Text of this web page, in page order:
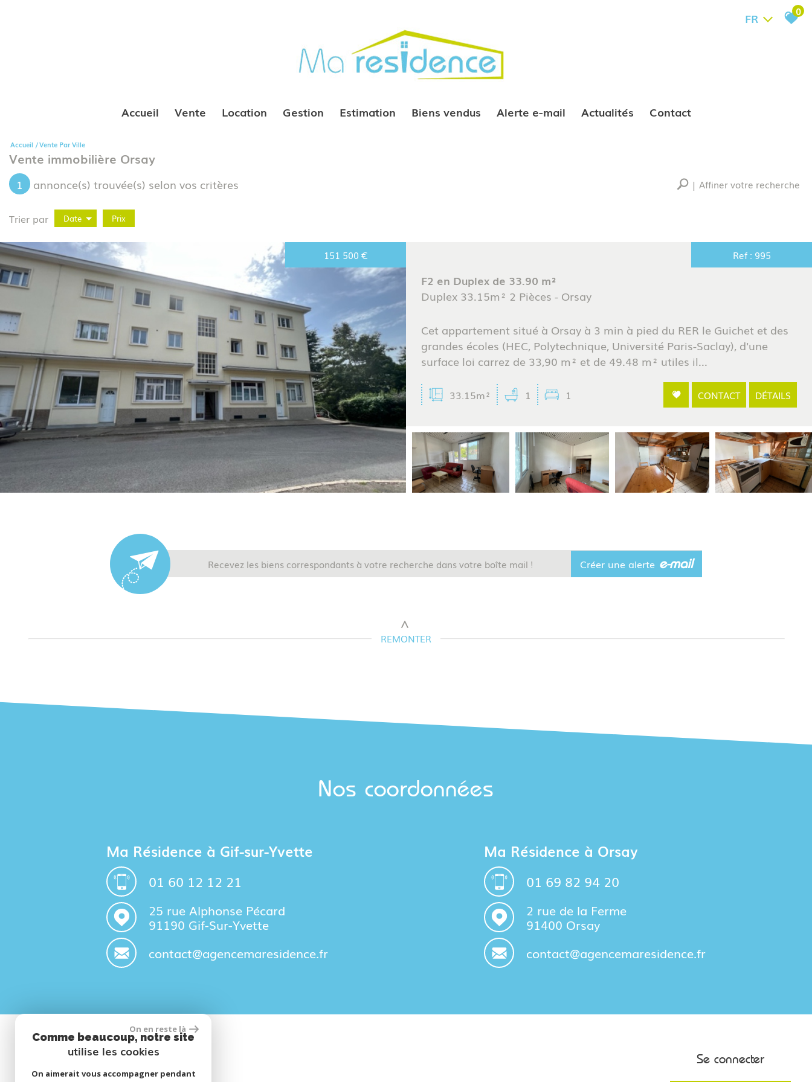
FR 0
Accueil Vente Location Gestion Estimation Biens vendus Alerte e-mail Actualités Contact
Accueil Vente Par Ville
Vente immobilière Orsay
1 annonce(s) trouvée(s) selon vos critères Affiner votre recherche
Vente RECHERCHER
5KM 10KM 25KM
+ de critères +
Trier par Date Prix
151 500 € Ref : 995
F2 en Duplex de 33.90 m²
Duplex 33.15m² 2 Pièces - Orsay
Cet appartement situé à Orsay à 3 min à pied du RER le Guichet et des
grandes écoles (HEC, Polytechnique, Université Paris-Saclay), d'une
surface loi carrez de 33,90 m² et de 49.48 m² utiles il...
33.15m² 1 1 CONTACT DÉTAILS
Recevez les biens correspondants à votre recherche dans votre boîte mail ! Créer une alerte e-mail
REMONTER
Nos coordonnées
Ma Résidence à Gif-sur-Yvette
01 60 12 12 21
25 rue Alphonse Pécard
91190 Gif-Sur-Yvette
contact@agencemaresidence.fr
Ma Résidence à Orsay
01 69 82 94 20
2 rue de la Ferme
91400 Orsay
contact@agencemaresidence.fr
Adhérents Se connecter
On en reste là
Comme beaucoup, notre site
utilise les cookies
On aimerait vous accompagner pendant